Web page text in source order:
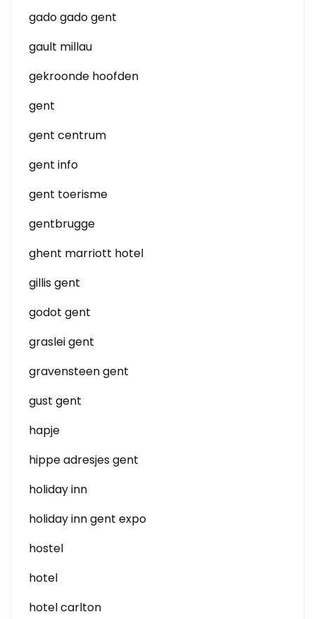
gado gado gent
gault millau
gekroonde hoofden
gent
gent centrum
gent info
gent toerisme
gentbrugge
ghent marriott hotel
gillis gent
godot gent
graslei gent
gravensteen gent
gust gent
hapje
hippe adresjes gent
holiday inn
holiday inn gent expo
hostel
hotel
hotel carlton